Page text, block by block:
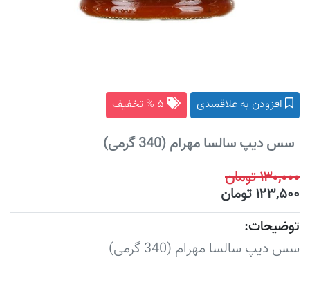
سس دیپ سالسا مهرام (340 گرمی)
۱۳۰,۰۰۰ تومان
۱۲۳,۵۰۰ تومان
توضیحات:
سس دیپ سالسا مهرام (340 گرمی)